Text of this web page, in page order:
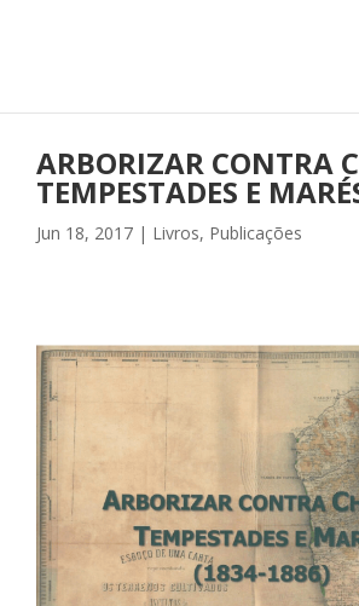
ARBORIZAR CONTRA
TEMPESTADES E
Jun 18, 2017 | Livros, Publicações